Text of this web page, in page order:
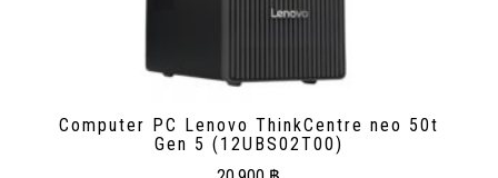
Computer PC Lenovo ThinkCentre neo 50t
Gen 5 (12UBS02T00)